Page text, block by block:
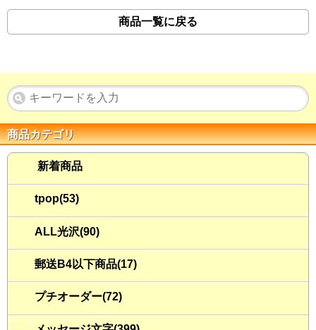
商品一覧に戻る
商品カテゴリ
新着商品
tpop(53)
ALL光沢(90)
郵送B4以下商品(17)
プチオーダー(72)